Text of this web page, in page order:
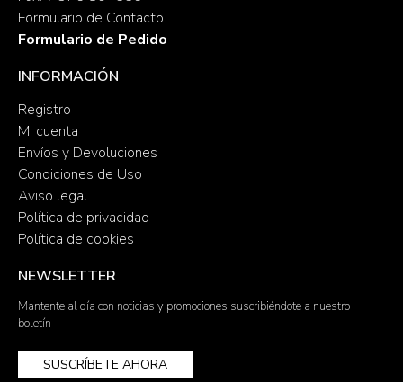
Formulario de Contacto
Formulario de Pedido
INFORMACIÓN
Registro
Mi cuenta
Envíos y Devoluciones
Condiciones de Uso
Aviso legal
Política de privacidad
Política de cookies
NEWSLETTER
Mantente al día con noticias y promociones suscribiéndote a nuestro
boletín
SUSCRÍBETE AHORA